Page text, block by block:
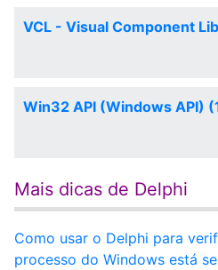
VCL - Visual Component
Win32 API (Windows API)
Mais dicas de Delphi
Como usar o Delphi para
processo do Windows está